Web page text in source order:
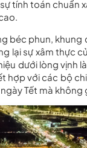
tính toán chuẩn
phun, khung
lại sự xâm thực
dưới lòng vịnh
với các bộ
Tết mà không